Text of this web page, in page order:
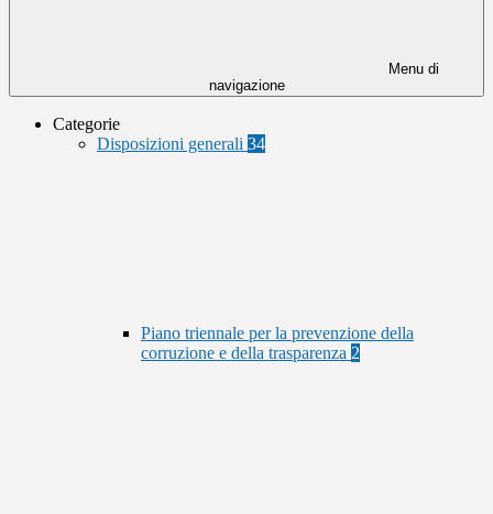
Menu di
navigazione
Categorie
Disposizioni generali 34
Piano triennale per la prevenzione della
corruzione e della trasparenza 2